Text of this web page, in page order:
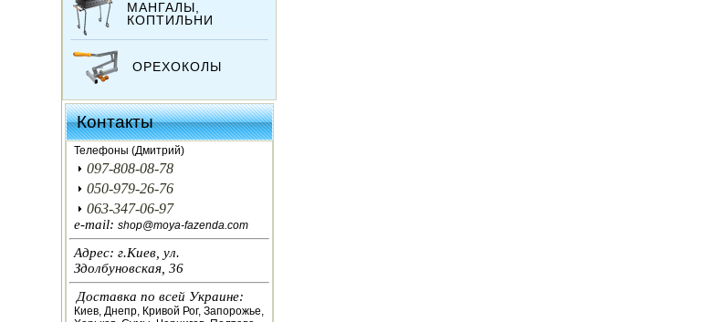
МАНГАЛЫ,
КОПТИЛЬНИ
ОРЕХОКОЛЫ
ИНКУБАТОРЫ
ЗЕРНОДРОБИЛКИ
КОРМОРЕЗКИ
СОЛОМОРЕЗКИ
АВТОКЛАВЫ
ДЛЯ ОГОРОДА
Контакты
Телефоны (Дмитрий)
097-808-08-78
050-979-26-76
063-347-06-97
e-mail:shop@moya-fazenda.com
Адрес: г.Киев, ул.
Здолбуновская, 36
Доставка по всей Украине:
Киев, Днепр, Кривой Рог, Запорожье,